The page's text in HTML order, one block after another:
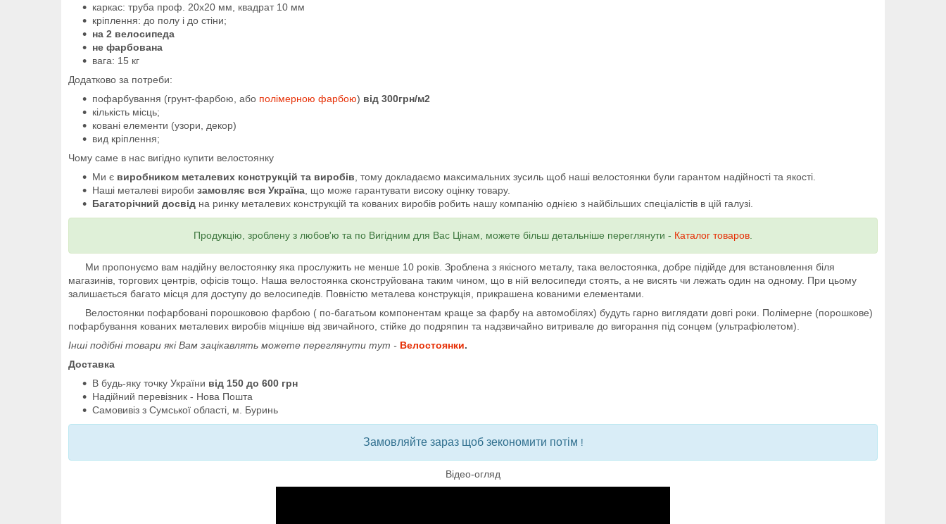
каркас: труба проф. 20х20 мм, квадрат 10 мм
кріплення: до полу і до стіни;
на 2 велосипеда
не фарбована
вага: 15 кг
Додатково за потреби:
пофарбування (грунт-фарбою, або полімерною фарбою) від 300грн/м2
кількість місць;
ковані елементи (узори, декор)
вид кріплення;
Чому саме в нас вигідно купити велостоянку
Ми є виробником металевих конструкцій та виробів , тому докладаємо максимальних зусиль щоб наші велостоянки були гарантом надійності та якості.
Наші металеві вироби замовляє вся Україна , що може гарантувати високу оцінку товару.
Багаторічний досвід на ринку металевих конструкцій та кованих виробів робить нашу компанію однією з найбільших спеціалістів в цій галузі.
Продукцію, зроблену з любов'ю та по Вигідним для Вас Цінам, можете більш детальніше переглянути - Каталог товаров
Ми пропонуємо вам надійну велостоянку яка прослужить не менше 10 років. Зроблена з якісного металу, така велостоянка, добре підійде для встановлення біля
магазинів, торгових центрів, офісів тощо. Наша велостоянка сконструйована таким чином, що в ній велосипеди стоять, а не висять чи лежать один на одному. При цьому
залишається багато місця для доступу до велосипедів. Повністю металева конструкція, прикрашена кованими елементами.
Велостоянки пофарбовані порошковою фарбою ( по-багатьом компонентам краще за фарбу на автомобілях) будуть гарно виглядати довгі роки. Полімерне (порошкове)
пофарбування кованих металевих виробів міцніше від звичайного, стійке до подряпин та надзвичайно витривале до вигорання під сонцем (ультрафіолетом).
Інші подібні товари які Вам зацікавлять можете переглянути тут - Велостоянки.
Доставка
В будь-яку точку України від 150 до 600 грн
Надійний перевізник - Нова Пошта
Самовивіз з Сумської області, м. Буринь
Замовляйте зараз щоб зекономити потім !
Відео-огляд